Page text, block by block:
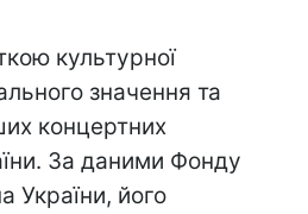
культурної
значення та
концертних
За даними Фонду
України, його